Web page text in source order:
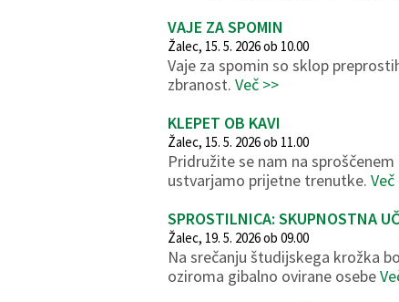
VAJE ZA SPOMIN
Žalec, 15. 5. 2026 ob 10.00
Vaje za spomin so sklop
zbranost.Več >>
KLEPET OB KAVI
Žalec, 15. 5. 2026 ob 11.00
Pridružite se nam na
ustvarjamo prijetne trenutke.Več
SPROSTILNICA: SKUPNOSTNA
Žalec, 19. 5. 2026 ob 09.00
Na srečanju študijskega krožka
oziroma gibalno ovirane osebe